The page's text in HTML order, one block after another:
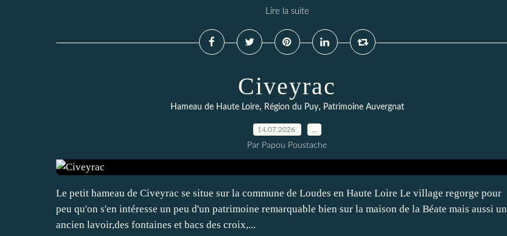
Lire la suite
Civeyrac
Hameau de Haute Loire, Région du Puy, Patrimoine Auvergnat
14.07.2026
Par Papou Poustache
Le petit hameau de Civeyrac se situe sur la commune de Loudes en Haute Loire Le village regorge pour
peu qu'on s'en intéresse un peu d'un patrimoine remarquable bien sur la maison de la Béate mais aussi un
ancien lavoir,des fontaines et bacs des croix,...